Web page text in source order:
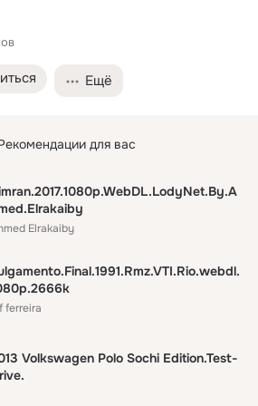
Ещё
для вас
Elrakaiby
ferreira
Volkswagen Polo Sochi Edition.Test-